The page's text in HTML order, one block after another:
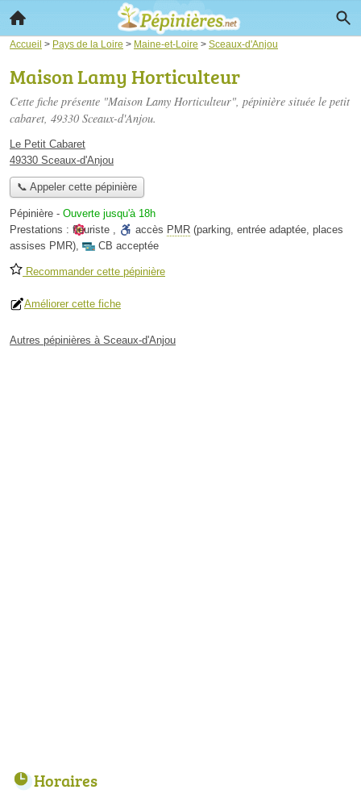
Accueil > Pays de la Loire > Maine-et-Loire > Sceaux-d'Anjou
Maison Lamy Horticulteur
Cette fiche présente "Maison Lamy Horticulteur", pépinière située le petit
cabaret, 49330 Sceaux-d'Anjou.
Le Petit Cabaret
49330 Sceaux-d'Anjou
📞 Appeler cette pépinière
Pépinière - Ouverte jusqu'à 18h
Prestations : fleuriste , accès PMR (parking, entrée adaptée, places
assises PMR), CB acceptée
Recommander cette pépinière
Améliorer cette fiche
Autres pépinières à Sceaux-d'Anjou
Horaires